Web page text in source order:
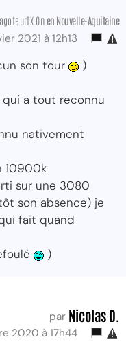
On en Nouvelle-Aquitaine
2021 à 12h13
son tour )
qui a tout reconnu
nativement
10900k
sur une 3080
son absence) je
fait quand
)
par Nicolas D.
2020 à 17h44